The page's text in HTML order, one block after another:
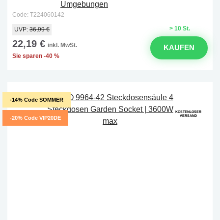
Code: T224060142
> 10 St.
UVP: 36,99 €
22,19 € inkl. MwSt.
Sie sparen -40 %
KAUFEN
-14% Code SOMMER
-20% Code VIP20DE
KOSTENLOSER
VERSAND